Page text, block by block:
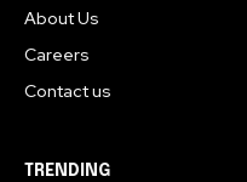
About Us
Careers
Contact us
TRENDING